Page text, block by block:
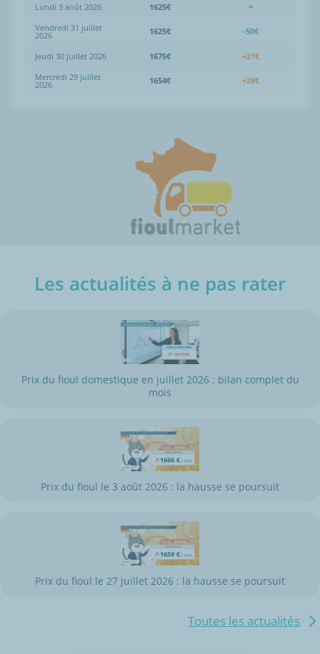
Lundi 3 août 2026
1625€
=
Vendredi 31 juillet
2026 1625€ -50€
Jeudi 30 juillet 2026 1675€
+21€
Mercredi 29 juillet
2026 1654€ +28€
Les actualités à ne pas rater
Prix du fioul domestique en juillet 2026 : bilan complet du
mois
Prix du fioul le 3 août 2026 : la hausse se poursuit
Prix du fioul le 27 juillet 2026 : la hausse se poursuit
Toutes les actualités